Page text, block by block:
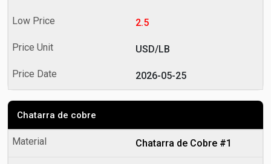
2.5
USD/LB
2026-05-25
Chatarra de cobre
Chatarra de Cobre #1